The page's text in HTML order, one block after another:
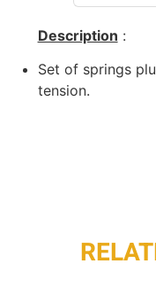
Description :
Set of springs
tension.